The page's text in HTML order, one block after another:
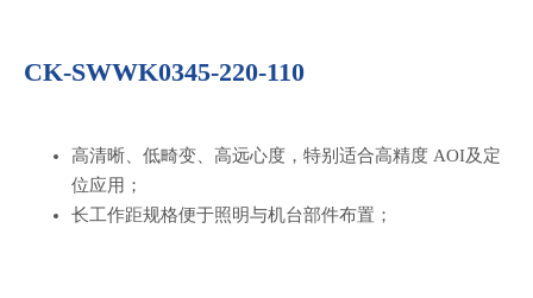
CK-SWWK0345-220-110
高清晰、低畸变、高远心度，特别适合高精度 AOI及定
位应用；
长工作距规格便于照明与机台部件布置；